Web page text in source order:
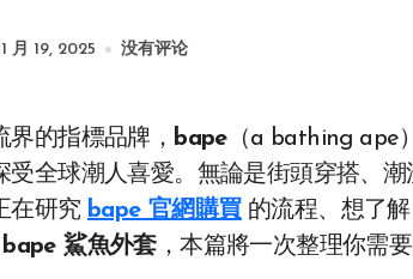
月 19, 2025 没有评论
界的指標品牌， bape（a bathing ape
受全球潮人喜愛。無論是街頭穿搭、
在研究 bape 官網購買的流程、想了解
鯊魚外套，本篇將一次整理你需要